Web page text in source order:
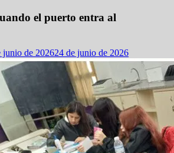
el puerto entra al
junio de 202624 de junio de 2026